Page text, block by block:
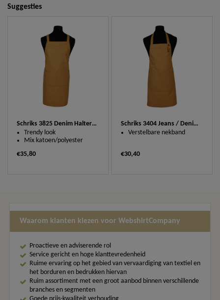
Suggesties
Schriks 3825 Denim Halterschort met vaste kruisbanden
€35,80
Trendy look
Mix katoen/polyester
Schriks 3404 Jeans / Denim halterschort voorzien van een verstelbare nekband d.m.v. jeansknoop
€30,40
Verstelbare nekband
Waarom klanten kiezen voor WebshirtCompany
Proactieve en adviserende rol
Service gericht en hoge klanttevredenheid
Ruime ervaring op het gebied van vervaardiging van textiel en
het borduren en bedrukken hiervan
Ruim assortiment met een groot aanbod binnen verschillende
branches en segmenten